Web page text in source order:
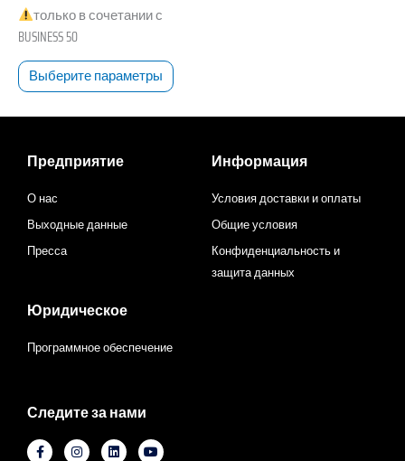
только в сочетании с
BUSINESS 50
Выберите параметры
Предприятие
О нас
Выходные данные
Пресса
Информация
Условия доставки и оплаты
Общие условия
Конфиденциальность и
защита данных
Юридическое
Программное обеспечение
Следите за нами
F И L Ю